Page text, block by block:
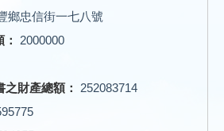
鄉忠信街一七八號
2000000
財產總額：
252083714